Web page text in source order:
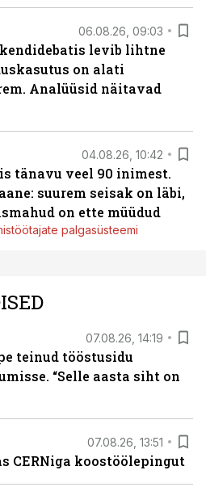
06.08.26, 09:03
levib lihtne
on alati
Analüüsid näitavad
04.08.26, 10:42
tänavu veel 90 inimest.
suurem seisak on läbi,
on ette müüdud
palgasüsteemi
07.08.26, 14:19
teinud tööstusidu
“Selle aasta siht on
07.08.26, 13:51
CERNiga koostöölepingut